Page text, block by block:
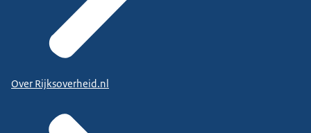
Over Rijksoverheid.nl